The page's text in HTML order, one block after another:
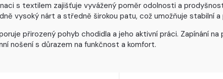
s textilem zajišťuje vyvážený poměr odolnosti a
vysoký nárt a středně širokou patu, což umožňuje stabilní a
přirozený pohyb chodidla a jeho aktivní práci. Zapínání
nošení s důrazem na funkčnost a komfort.